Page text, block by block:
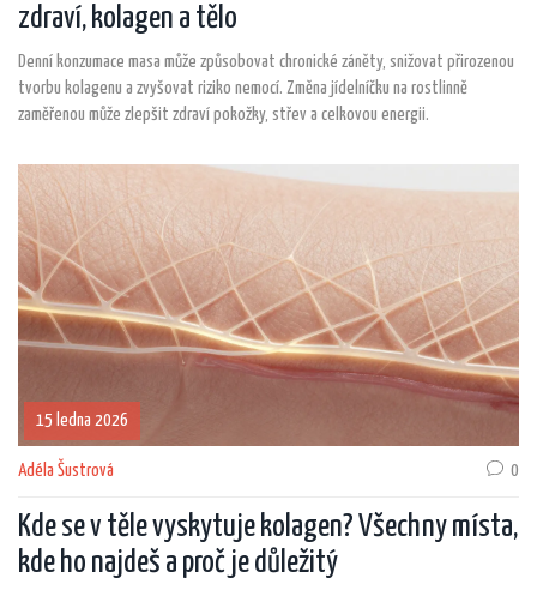
zdraví, kolagen a tělo
Denní konzumace masa může způsobovat chronické záněty, snižovat přirozenou
tvorbu kolagenu a zvyšovat riziko nemocí. Změna jídelníčku na rostlinně
zaměřenou může zlepšit zdraví pokožky, střev a celkovou energii.
15 ledna 2026
Adéla Šustrová 0
Kde se v těle vyskytuje kolagen? Všechny místa,
kde ho najdeš a proč je důležitý